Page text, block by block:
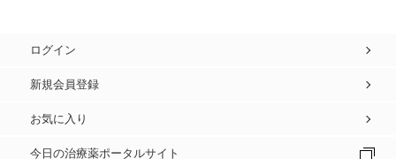
ログイン
新規会員登録
お気に入り
今日の治療薬ポータルサイト